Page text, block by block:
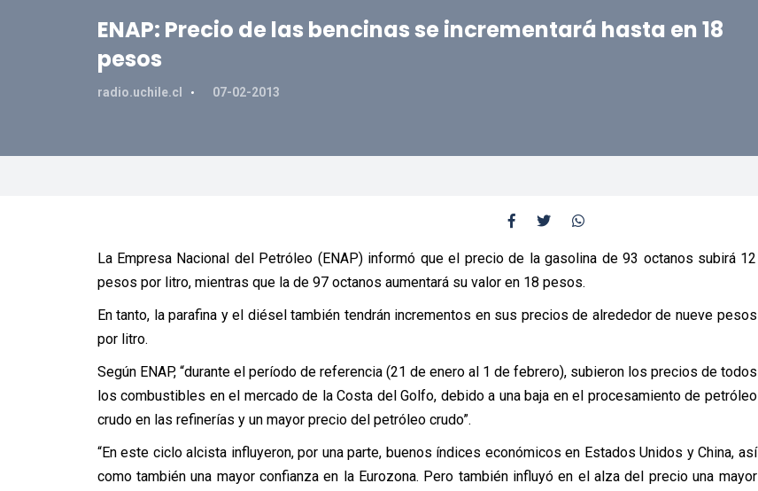
ENAP: Precio de las bencinas se incrementará hasta en 18
pesos
radio.uchile.cl 07-02-2013
La Empresa Nacional del Petróleo (ENAP) informó que el precio de la gasolina de 93 octanos subirá 12
pesos por litro, mientras que la de 97 octanos aumentará su valor en 18 pesos.
En tanto, la parafina y el diésel también tendrán incrementos en sus precios de alrededor de nueve pesos
por litro.
Según ENAP, “durante el período de referencia (21 de enero al 1 de febrero), subieron los precios de todos
los combustibles en el mercado de la Costa del Golfo, debido a una baja en el procesamiento de petróleo
crudo en las refinerías y un mayor precio del petróleo crudo”.
“En este ciclo alcista influyeron, por una parte, buenos índices económicos en Estados Unidos y China, así
como también una mayor confianza en la Eurozona. Pero también influyó en el alza del precio una mayor